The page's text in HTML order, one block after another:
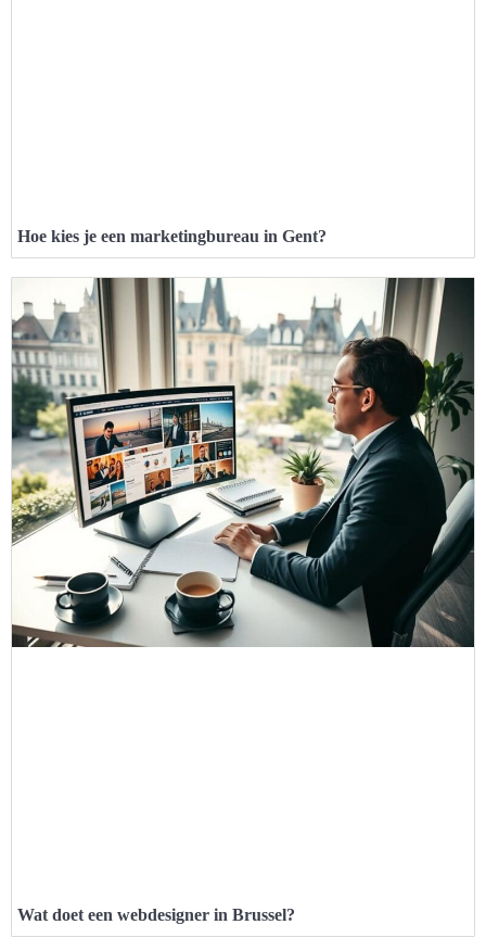
Hoe kies je een marketingbureau in Gent?
Wat doet een webdesigner in Brussel?